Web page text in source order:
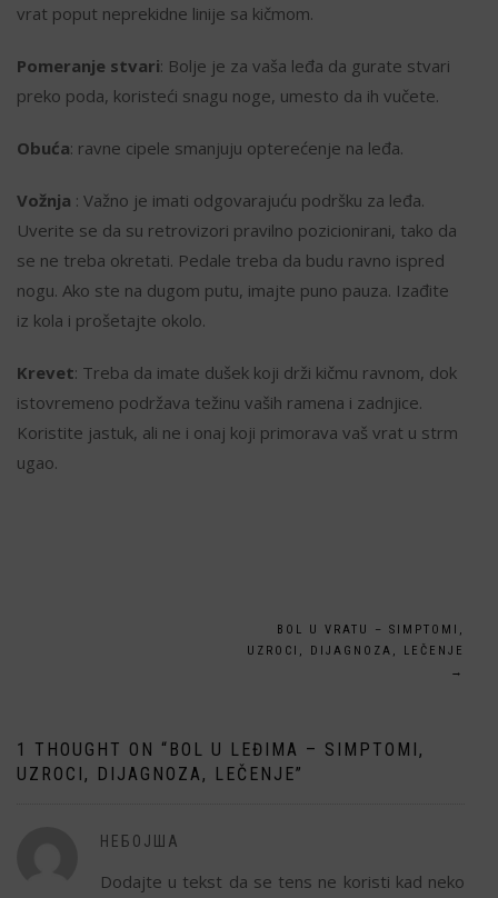
vrat poput neprekidne linije sa kičmom.
Pomeranje stvari: Bolje je za vaša leđa da gurate stvari
preko poda, koristeći snagu noge, umesto da ih vučete.
Obuća: ravne cipele smanjuju opterećenje na leđa.
Vožnja : Važno je imati odgovarajuću podršku za leđa.
Uverite se da su retrovizori pravilno pozicionirani, tako da
se ne treba okretati. Pedale treba da budu ravno ispred
nogu. Ako ste na dugom putu, imajte puno pauza. Izađite
iz kola i prošetajte okolo.
Krevet: Treba da imate dušek koji drži kičmu ravnom, dok
istovremeno podržava težinu vaših ramena i zadnjice.
Koristite jastuk, ali ne i onaj koji primorava vaš vrat u strm
ugao.
BOL U VRATU – SIMPTOMI,
UZROCI, DIJAGNOZA, LEČENJE
→
1 THOUGHT ON “ BOL U LEĐIMA – SIMPTOMI,
UZROCI, DIJAGNOZA, LEČENJE”
НЕБОЈША
Dodajte u tekst da se tens ne koristi kad neko